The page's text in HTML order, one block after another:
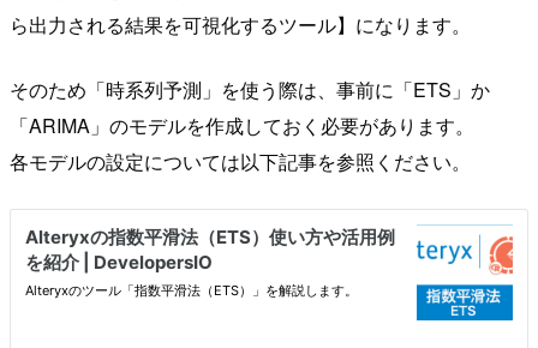
ら出力される結果を可視化するツール】になります。
そのため「時系列予測」を使う際は、事前に「ETS」か
「ARIMA」のモデルを作成しておく必要があります。
各モデルの設定については以下記事を参照ください。